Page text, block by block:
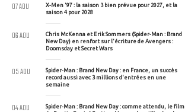
X-Men '97 : la saison 3 bien prévue pour 2027, et la
saison 4 pour 2028
07 AOU
Chris McKenna et Erik Sommers (Spider-Man : Brand
New Day) en renfort sur l'écriture de Avengers :
Doomsday et Secret Wars
06 AOU
Spider-Man : Brand New Day : en France, un succès
record aussi avec 3 millions d'entrées en une
semaine
05 AOU
Spider-Man : Brand New Day : comme attendu, le film
04 AOU